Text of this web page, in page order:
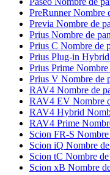
PreRunner Nombre
Previa Nombre de
Prius Nombre de
Prius C Nombre de
Prius Plug-in Hybrid
Prius Prime Nombre
Prius V Nombre de
RAV4 Nombre de
RAV4 EV Nombre
RAV4 Hybrid
RAV4 Prime
Scion FR-S Nombre
Scion iQ Nombre
Scion tC Nombre de
Scion xB Nombre